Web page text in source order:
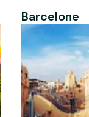
Barcelone